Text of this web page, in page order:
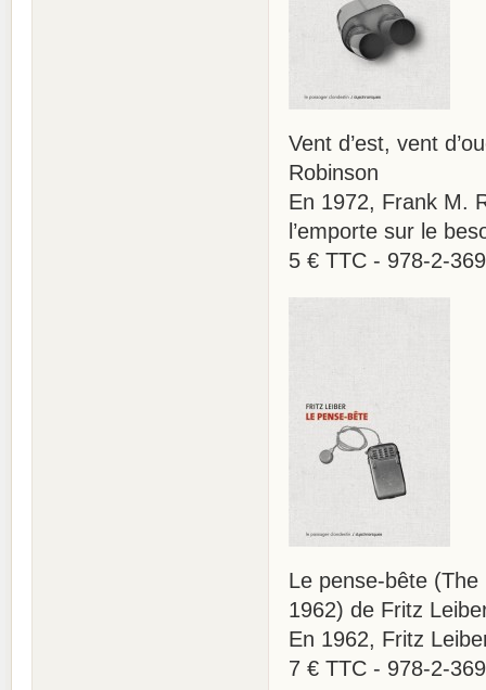
Vent d’est, vent
Robinson
En 1972, Frank M.
l’emporte sur le
5 € TTC - 978-2-
Le pense-bête
1962) de Fritz
En 1962, Fritz
7 € TTC - 978-2-